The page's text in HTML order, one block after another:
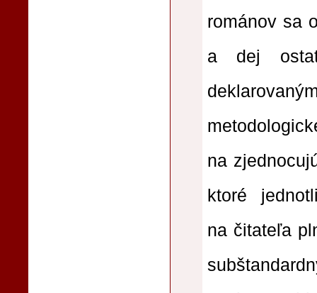
románov sa
a dej
na
ktoré
na čitateľa